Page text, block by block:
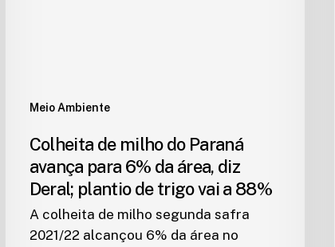
Meio Ambiente
Colheita de milho do Paraná
avança para 6% da área, diz
Deral; plantio de trigo vai a 88%
A colheita de milho segunda safra
2021/22 alcançou 6% da área no